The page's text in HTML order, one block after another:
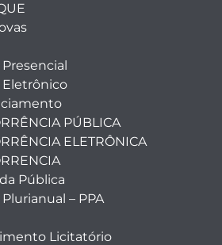
Eletrônico
PÚBLICA
ELETRÔNICA
Pública
– PPA
Licitatório